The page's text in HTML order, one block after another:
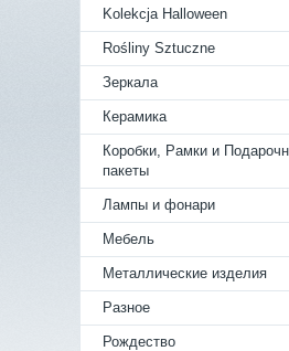
Kolekcja Halloween
Rośliny Sztuczne
Зеркала
Керамика
Коробки, Рамки и
пакеты
Лампы и фонари
Мебель
Металлические изделия
Разное
Рождество